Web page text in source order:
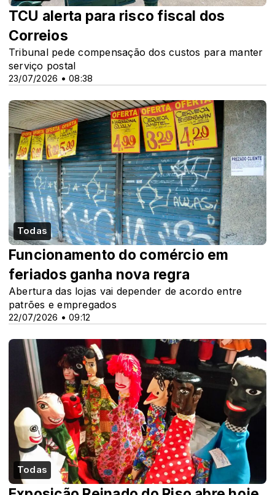
23/07/2026 • 08:38
TCU alerta para risco fiscal dos
Correios
Tribunal pede compensação dos custos para manter
serviço postal
Todas
22/07/2026 • 09:12
Funcionamento do comércio em
feriados ganha nova regra
Abertura das lojas vai depender de acordo entre
patrões e empregados
Todas